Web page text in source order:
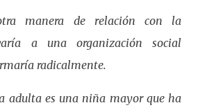
manera de relación con la
a una organización social
radicalmente.
adulta es una niña mayor que ha